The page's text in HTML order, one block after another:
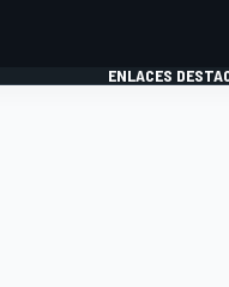
ENLACES